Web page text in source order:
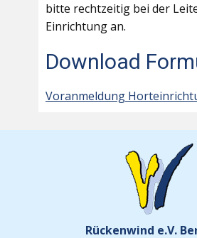
bitte rechtzeitig bei der
Einrichtung an.
Download
Voranmeldung
Rückenwind e.V.